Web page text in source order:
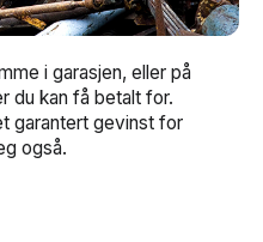
i garasjen, eller på
du kan få betalt for.
garantert gevinst for
deg også.